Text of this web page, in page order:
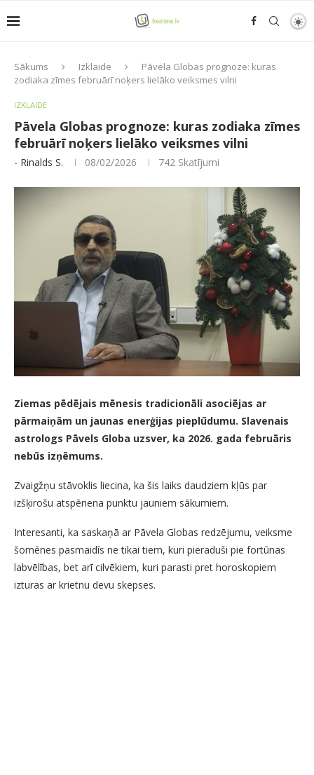
Sākums Izklaide
Pāvela Globas prognoze: kuras
zodiaka zīmes februārī noķers lielāko veiksmes vilni
IZKLAIDE
Pāvela Globas prognoze: kuras zodiaka zīmes
februārī noķers lielāko veiksmes vilni
- Rinalds S. 08/02/2026 742 Skatījumi
Ziemas pēdējais mēnesis tradicionāli asociējas ar
pārmaiņām un jaunas enerģijas pieplūdumu. Slavenais
astrologs Pāvels Globa uzsver, ka 2026. gada februāris
nebūs izņēmums.
Zvaigžņu stāvoklis liecina, ka šis laiks daudziem kļūs par
izšķirošu atspēriena punktu jauniem sākumiem.
Interesanti, ka saskaņā ar Pāvela Globas redzējumu, veiksme
šomēnes pasmaidīs ne tikai tiem, kuri pieraduši pie fortūnas
labvēlības, bet arī cilvēkiem, kuri parasti pret horoskopiem
izturas ar krietnu devu skepses.